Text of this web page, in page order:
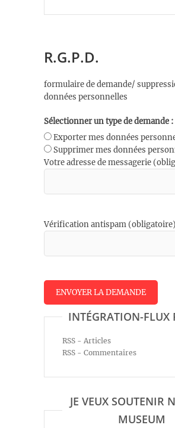
R.G.P.D.
formulaire de demande/
données personnelles
Sélectionner un type de demande :
Exporter mes données
Supprimer mes données
Votre adresse de messagerie
Vérification antispam (obligatoire)
INTÉGRATION-FLUX
RSS - Articles
RSS - Commentaires
JE VEUX SOUTENIR
MUSEUM